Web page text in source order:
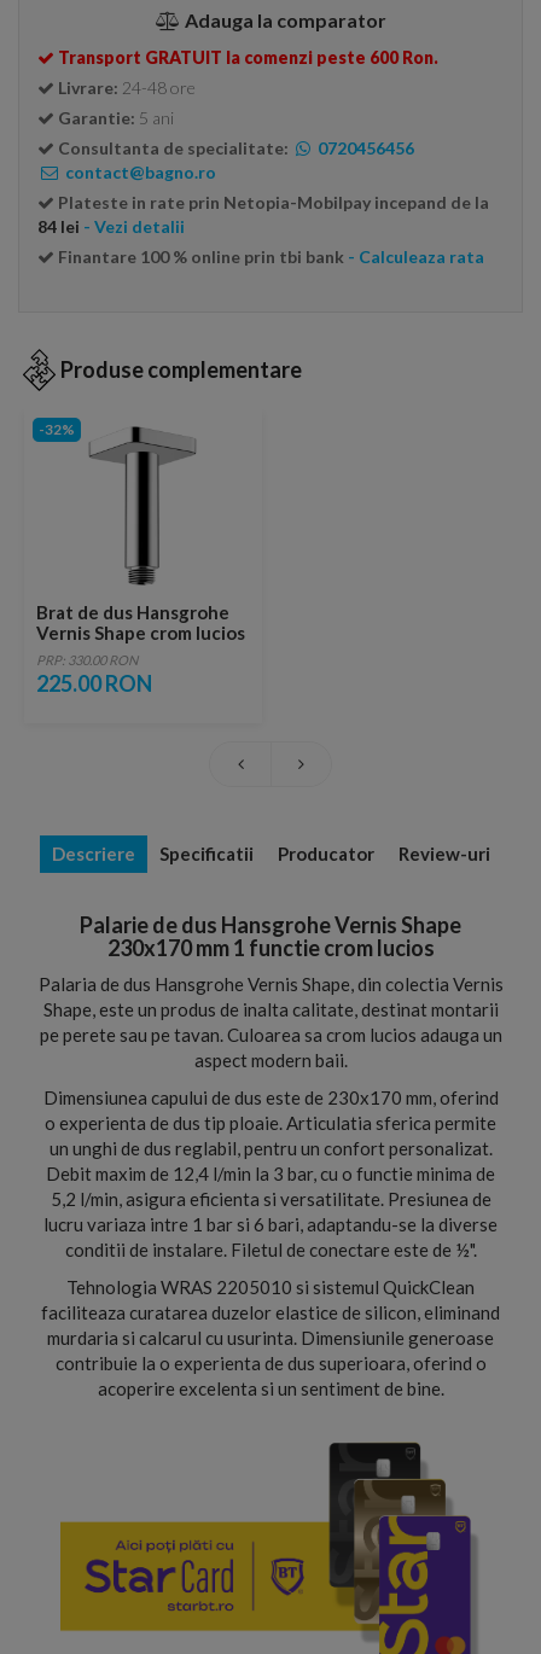
Adauga la comparator
Transport GRATUIT la comenzi peste 600 Ron.
Livrare: 24-48 ore
Garantie: 5 ani
Consultanta de specialitate:
0720456456
contact@bagno.ro
Plateste in rate prin Netopia-Mobilpay incepand de la
84 lei - Vezi detalii
Finantare 100 % online prin tbi bank - Calculeaza rata
Produse complementare
-32%
Brat de dus Hansgrohe
Vernis Shape crom lucios
10 cm
PRP: 330.00 RON
225.00 RON
Descriere Specificatii Producator Review-uri
Palarie de dus Hansgrohe Vernis Shape
230x170 mm 1 functie crom lucios
Palaria de dus Hansgrohe Vernis Shape, din colectia Vernis
Shape, este un produs de inalta calitate, destinat montarii
pe perete sau pe tavan. Culoarea sa crom lucios adauga un
aspect modern baii.
Dimensiunea capului de dus este de 230x170 mm, oferind
o experienta de dus tip ploaie. Articulatia sferica permite
un unghi de dus reglabil, pentru un confort personalizat.
Debit maxim de 12,4 l/min la 3 bar, cu o functie minima de
5,2 l/min, asigura eficienta si versatilitate. Presiunea de
lucru variaza intre 1 bar si 6 bari, adaptandu-se la diverse
conditii de instalare. Filetul de conectare este de ½".
Tehnologia WRAS 2205010 si sistemul QuickClean
faciliteaza curatarea duzelor elastice de silicon, eliminand
murdaria si calcarul cu usurinta. Dimensiunile generoase
contribuie la o experienta de dus superioara, oferind o
acoperire excelenta si un sentiment de bine.